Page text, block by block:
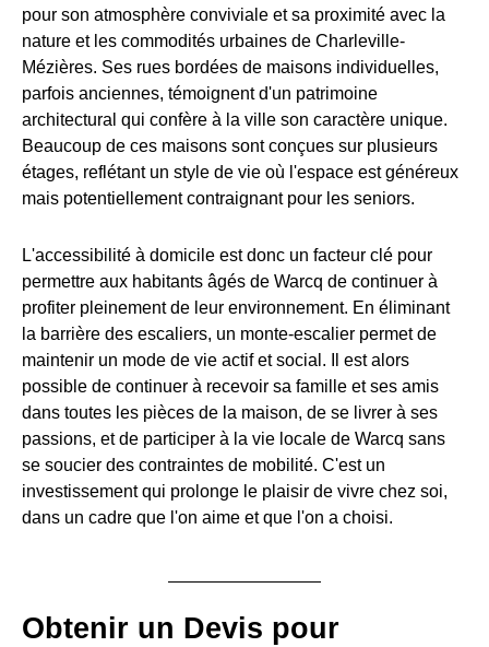
pour son atmosphère conviviale et sa proximité avec la
nature et les commodités urbaines de Charleville-
Mézières. Ses rues bordées de maisons individuelles,
parfois anciennes, témoignent d'un patrimoine
architectural qui confère à la ville son caractère unique.
Beaucoup de ces maisons sont conçues sur plusieurs
étages, reflétant un style de vie où l'espace est généreux
mais potentiellement contraignant pour les seniors.
L'accessibilité à domicile est donc un facteur clé pour
permettre aux habitants âgés de Warcq de continuer à
profiter pleinement de leur environnement. En éliminant
la barrière des escaliers, un monte-escalier permet de
maintenir un mode de vie actif et social. Il est alors
possible de continuer à recevoir sa famille et ses amis
dans toutes les pièces de la maison, de se livrer à ses
passions, et de participer à la vie locale de Warcq sans
se soucier des contraintes de mobilité. C'est un
investissement qui prolonge le plaisir de vivre chez soi,
dans un cadre que l'on aime et que l'on a choisi.
Obtenir un Devis pour